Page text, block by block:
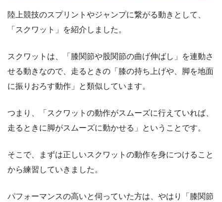
陸上競技のスプリントやジャンプに繋がる動きとして、
「スクワット」を紹介しました。
スクワットは、「膝関節や股関節の曲げ伸ばし」を連動さ
せる動きなので、走るときの「膝の持ち上げや、脚を地面
に振りおろす動作」と類似しています。
つまり、「スクワットの動作がスムーズに行えていれば、
走るときに脚がスムーズに動かせる」ということです。
そこで、まずは正しいスクワットの動作を身につけること
から練習していきました。
パフォーマンスの高いと伺っていた方は、やはり「膝関節